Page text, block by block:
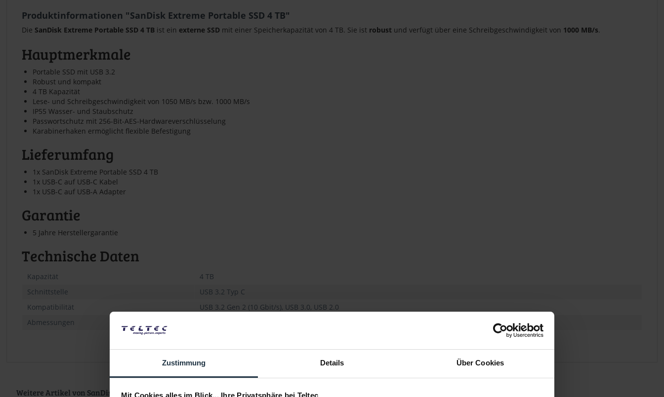
Zustimmung Details Über Cookies
Mit Cookies alles im Blick... Ihre Privatsphäre bei Teltec
Produktinformationen "SanDisk Extreme Portable SSD 4 TB"
Die SanDisk Extreme Portable SSD 4 TB ist ein externe SSD mit einer Speicherkapazität von 4 TB. Sie ist robust und verfügt über eine Schreibgeschwindigkeit von 1000 MB/s.
Hauptmerkmale
Portable SSD mit USB 3.2
Robust und kompakt
4 TB Kapazität
Lese- und Schreibgeschwindigkeit von 1050 MB/s bzw. 1000 MB/s
IP55 Wasser- und Staubschutz
Passwortschutz mit 256-Bit-AES-Hardwareverschlüsselung
Karabinerhaken ermöglicht flexible Befestigung
Lieferumfang
1x SanDisk Extreme Portable SSD 4 TB
1x USB-C auf USB-C Kabel
1x USB-C auf USB-A Adapter
Garantie
5 Jahre Herstellergarantie
Technische Daten
Kapazität
4 TB
Schnittstelle
USB 3.2 Typ C
Kompatibilität
USB 3.2 Gen 2 (10 Gbit/s), USB 3.0, USB 2.0
Abmessungen
Weitere Artikel von SanDisk ansehen